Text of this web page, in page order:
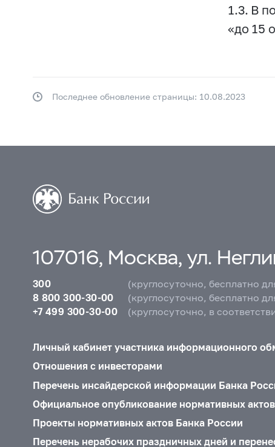
1.3. В
«до 15
Последнее обновление страницы: 10.08.2023
107016, Москва, ул.
300
(круглосуточно, бесплатно
8 800 300-30-00
(круглосуточно, бесплатно
+7 499 300-30-00
(круглосуточно, в
Личный кабинет участника информационного
Отношения с инвесторами
Перечень инсайдерской информации Банка
Официальное опубликование нормативных
Проекты нормативных актов Банка России
Перечень нерабочих праздничных дней и